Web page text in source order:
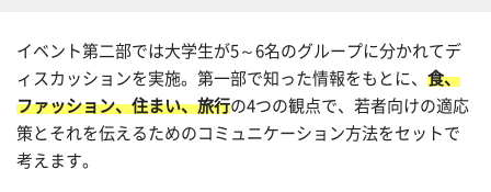
イベント第二部では大学生が5～6名のグループに分かれてデ
ィスカッションを実施。第一部で知った情報をもとに、 食、
ファッション、住まい、旅行の4つの観点で、若者向けの適応
策とそれを伝えるためのコミュニケーション方法をセットで
考えます。